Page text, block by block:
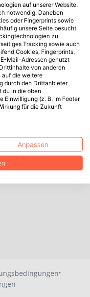
·
auf unserer Website.
notwendig. Daneben
oder Fingerprints sowie
unsere Seite besucht
zu
Tracking sowie auch
Cookies, Fingerprints,
Mail-Adressen genutzt
von anderen
auf die weitere
durch den Drittanbieter
du in die oben
Einwilligung (z. B. im Footer
für die Zukunft
Anpassen